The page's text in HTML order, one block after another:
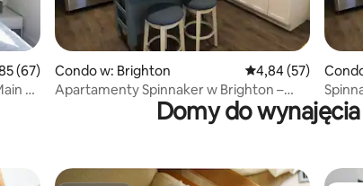
ocena: 4,85 na 5, liczba recenzji: 67
(67)
St
Condo w: Brighton Średnia ocena:
4,84 (57)
Apartamenty Spinnaker w Brighton –
Apartament Jib nr 2
No. 6
Domy do